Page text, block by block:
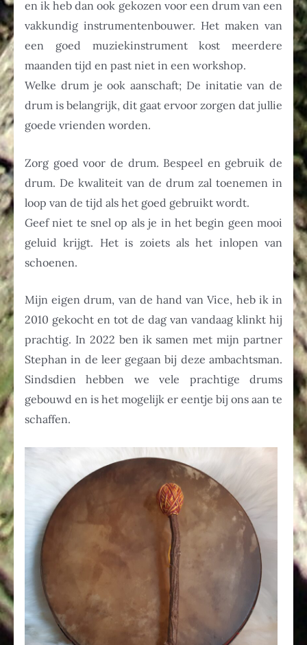
en ik heb dan ook gekozen voor een drum van een
vakkundig instrumentenbouwer. Het maken van
een goed muziekinstrument kost meerdere
maanden tijd en past niet in een workshop.
Welke drum je ook aanschaft; De initatie van de
drum is belangrijk, dit gaat ervoor zorgen dat jullie
goede vrienden worden.
Zorg goed voor de drum. Bespeel en gebruik de
drum. De kwaliteit van de drum zal toenemen in
loop van de tijd als het goed gebruikt wordt.
Geef niet te snel op als je in het begin geen mooi
geluid krijgt. Het is zoiets als het inlopen van
schoenen.
Mijn eigen drum, van de hand van Vice, heb ik in
2010 gekocht en tot de dag van vandaag klinkt hij
prachtig. In 2022 ben ik samen met mijn partner
Stephan in de leer gegaan bij deze ambachtsman.
Sindsdien hebben we vele prachtige drums
gebouwd en is het mogelijk er eentje bij ons aan te
schaffen.